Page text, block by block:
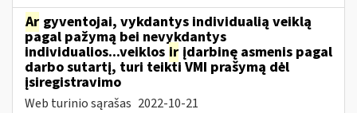
Ar gyventojai, vykdantys individualią veiklą
pagal pažymą bei nevykdantys
individualios...veiklos ir įdarbinę asmenis pagal
darbo sutartį, turi teikti VMI prašymą dėl
įsiregistravimo
Web turinio sąrašas 2022-10-21